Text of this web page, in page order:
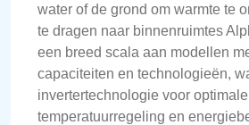
water of de grond om warmte te
te dragen naar binnenruimtes
een breed scala aan modellen
capaciteiten en technologieën,
invertertechnologie voor optimale
temperatuurregeling en